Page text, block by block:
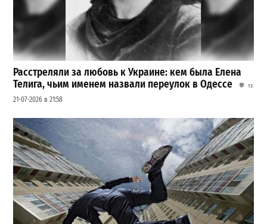
Расстреляли за любовь к Украине: кем была Елена
Телига, чьим именем назвали переулок в Одессе
13
21-07-2026 в 21:58